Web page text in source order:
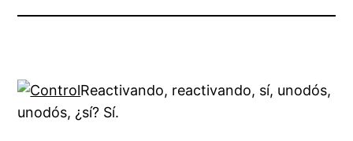
Reactivando, reactivando, sí, unodós,
unodós, ¿sí? Sí.